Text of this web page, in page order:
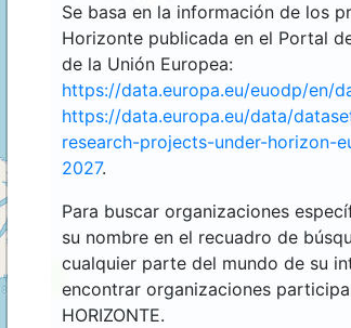
Se basa en la información de los
Horizonte publicada en el Portal
de la Unión Europea:
https://data.europa.eu/euodp/en/
https://data.europa.eu/data/
research-projects-under-horizon-
2027.
Para buscar organizaciones
su nombre en el recuadro de
cualquier parte del mundo de su
encontrar organizaciones
HORIZONTE.